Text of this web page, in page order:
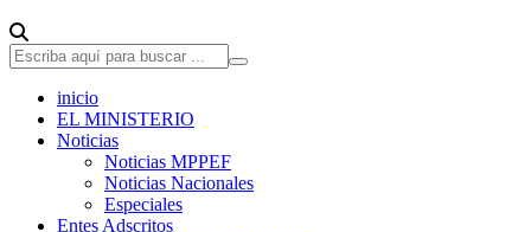
inicio
EL MINISTERIO
Noticias
Noticias MPPEF
Noticias Nacionales
Especiales
Entes Adscritos